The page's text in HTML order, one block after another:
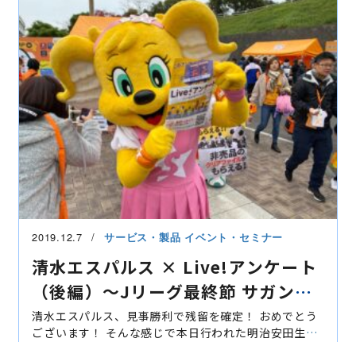
2019.12.7 サービス・製品 イベント・セミナー
清水エスパルス × Live!アンケート
（後編）〜Jリーグ最終節 サガン鳥
栖戦〜
清水エスパルス、見事勝利で残留を確定！ おめでとう
ございます！ そんな感じで本日行われた明治安田生命J